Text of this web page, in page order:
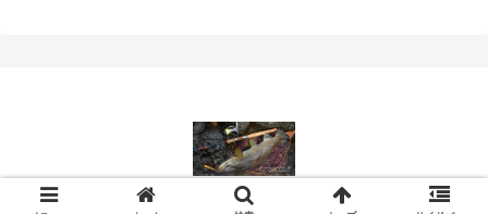
© 2018 ココのブログ.